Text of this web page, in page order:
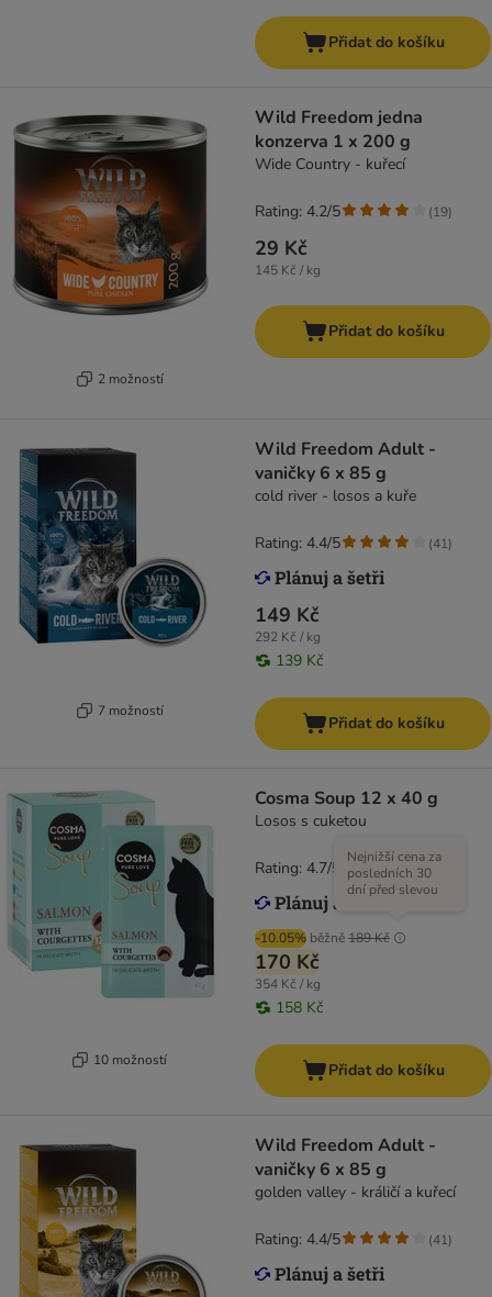
Přidat do košíku
2 možností
Wild Freedom jedna
konzerva 1 x 200 g
Wide Country - kuřecí
29 Kč
145 Kč / kg
Rating: 4.2/5 (19)
Přidat do košíku
7 možností
Wild Freedom Adult -
vaničky 6 x 85 g
cold river - losos a kuře
149 Kč
292 Kč / kg
139 Kč
Rating: 4.4/5 (41)
Přidat do košíku
10 možností
Cosma Soup 12 x 40 g
Losos s cuketou
-10.05% běžně189 Kč
Nejnižší cena za
posledních 30
dní před slevou
170 Kč
354 Kč / kg
158 Kč
Rating: 4.7/5 (
Přidat do košíku
Wild Freedom Adult -
vaničky 6 x 85 g
golden valley - králičí a kuřecí
Rating: 4.4/5 (41)